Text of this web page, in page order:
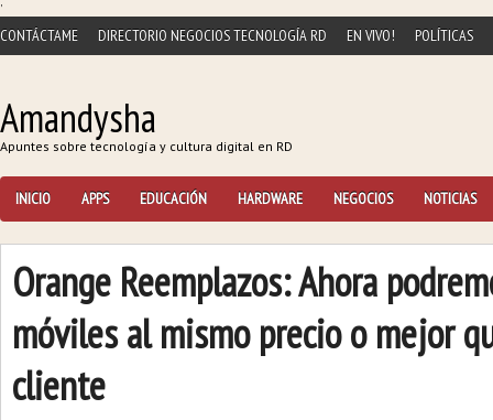
'
CONTÁCTAME DIRECTORIO NEGOCIOS TECNOLOGÍA RD EN VIVO! POLÍTICAS
Amandysha
Apuntes sobre tecnología y cultura digital en RD
INICIO APPS EDUCACIÓN HARDWARE NEGOCIOS NOTICIAS
Orange Reemplazos: Ahora
móviles al mismo precio o mejor
cliente